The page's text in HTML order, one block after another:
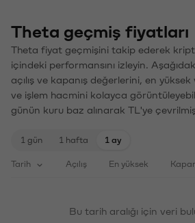
Theta geçmiş fiyatları
Theta fiyat geçmişini takip ederek
içindeki performansını izleyin.
açılış ve kapanış değerlerini, en
ve işlem hacmini kolayca
günün kuru baz alınarak TL'ye
1 gün 1 hafta 1 ay
Tarih Açılış En yüksek
Bu tarih aralığı için veri